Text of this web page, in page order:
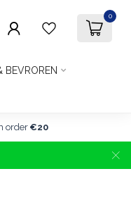
0
BEVROREN
order€20